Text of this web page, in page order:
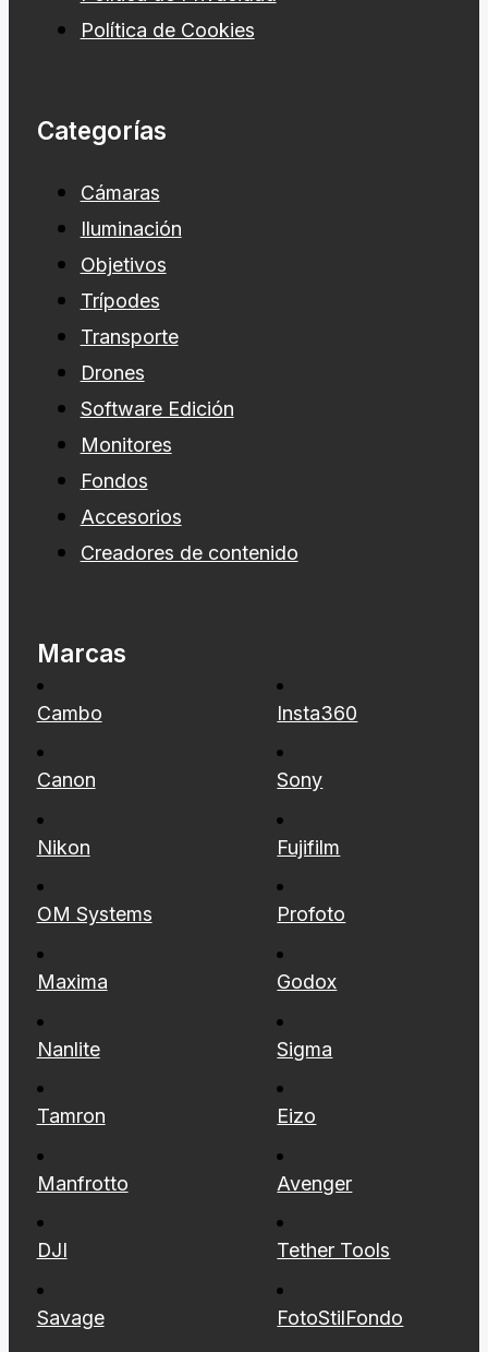
Política de Cookies
Categorías
Cámaras
Iluminación
Objetivos
Trípodes
Transporte
Drones
Software Edición
Monitores
Fondos
Accesorios
Creadores de contenido
Marcas
Cambo Insta360
Canon Sony
Nikon Fujifilm
OM Systems Profoto
Maxima Godox
Nanlite Sigma
Tamron Eizo
Manfrotto Avenger
DJI Tether Tools
Savage FotoStilFondo